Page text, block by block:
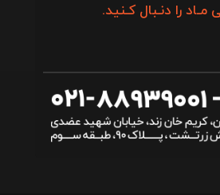
را دنـبال کـنید.